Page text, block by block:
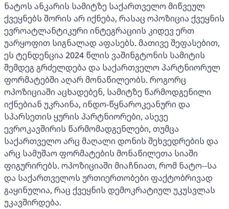
ნატოს ანკარის სამიტზე საქართველო მიწვეულ
ქვეყნებს შორის არ იქნება, რასაც ოპოზიცია ქვეყნის
ევროატლანტიკური ინტეგრაციის კიდევ ერთ
უარყოფით სიგნალად აფასებს. მათივე შეფასებით,
ეს ტენდენცია 2024 წლის ვაშინგტონის სამიტის
შემდეგ გრძელდება და საქართველო პარტნიორულ
ფორმატებში აღარ მონაწილეობს. როგორც
ოპოზიციაში აცხადებენ, სამიტზე წარმოდგენილი
იქნებიან უკრაინა, ინდო-წყნაროკეანური და
სპარსეთის ყურის პარტნიორები, ასევე
ევროკავშირის წარმომადგენლები, თუმცა
საქართველო არც მაღალი დონის შეხვედრების და
არც სამუშაო ფორმატების მონაწილეთა სიაში
ფიგურირებს. ოპოზიციაში მიაჩნიათ, რომ ნატო--სა
და საქართველოს ურთიერთობები ფაქტობრივად
გაყინულია, რაც ქვეყნის დემოკრატიულ უკუსვლას
უკავშირდება.